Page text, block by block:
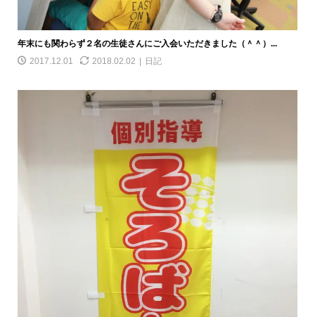
年末にも関わらず２名の生徒さんにご入会いただきました（＾＾）...
2017.12.01
2018.02.02 日記